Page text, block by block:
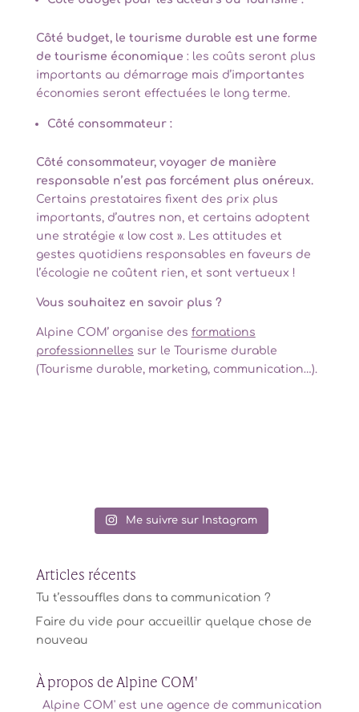
Côté budget, le tourisme durable est une forme
de tourisme économique : les coûts seront plus
importants au démarrage mais d’importantes
économies seront effectuées le long terme.
Côté consommateur :
Côté consommateur, voyager de manière
responsable n’est pas forcément plus onéreux.
Certains prestataires fixent des prix plus
importants, d’autres non, et certains adoptent
une stratégie « low cost ». Les attitudes et
gestes quotidiens responsables en faveurs de
l’écologie ne coûtent rien, et sont vertueux !
Vous souhaitez en savoir plus ?
Alpine COM’ organise des formations
professionnelles sur le Tourisme durable
(Tourisme durable, marketing, communication…).
Me suivre sur Instagram
Articles récents
Tu t’essouffles dans ta communication ?
Faire du vide pour accueillir quelque chose de
nouveau
À propos de Alpine COM'
Alpine COM' est une agence de communication